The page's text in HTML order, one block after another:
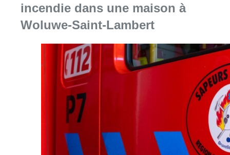
incendie dans une maison à
Woluwe-Saint-Lambert